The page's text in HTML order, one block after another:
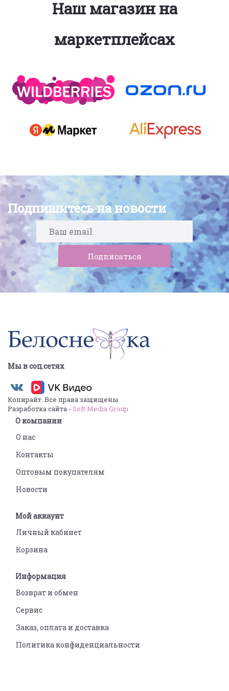
Наш магазин на
маркетплейсах
Подпишитесь на новости
Мы в соц.сетях
Копирайт. Все права защищены
Разработка сайта - Soft Media Group
О компании
О нас
Контакты
Оптовым покупателям
Новости
Мой аккаунт
Личный кабинет
Корзина
Информация
Возврат и обмен
Сервис
Заказ, оплата и доставка
Политика конфиденциальности